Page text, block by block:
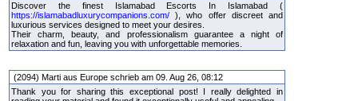
Discover the finest Islamabad Escorts In Islamabad (
https://islamabadluxurycompanions.com/ ), who offer discreet and
luxurious services designed to meet your desires.
Their charm, beauty, and professionalism guarantee a night of
relaxation and fun, leaving you with unforgettable memories.
(2094) Marti aus Europe schrieb am 09. Aug 26, 08:12
Thank you for sharing this exceptional post! I really delighted in